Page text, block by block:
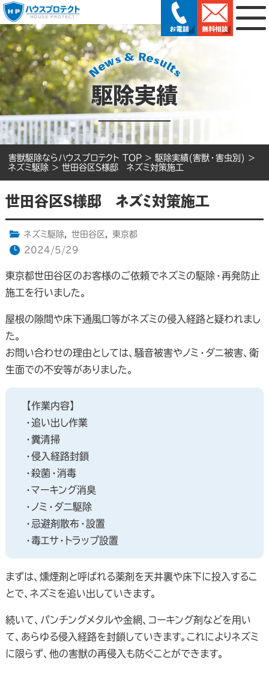
駆除実績
害獣駆除ならハウスプロテクト TOP > 駆除実績(害獣・害虫別) >
ネズミ駆除 > 世田谷区S様邸 ネズミ対策施工
世田谷区S様邸 ネズミ対策施工
ネズミ駆除, 世田谷区 ,
東京都
2024/5/29
東京都世田谷区のお客様のご依頼でネズミの駆除・再発防止
施工を行いました。
屋根の隙間や床下通風口等がネズミの侵入経路と疑われまし
た。
お問い合わせの理由としては、騒音被害やノミ・ダニ被害、衛
生面での不安等がありました。
【作業内容】
・追い出し作業
・糞清掃
・侵入経路封鎖
・殺菌・消毒
・マーキング消臭
・ノミ・ダニ駆除
・忌避剤散布・設置
・毒エサ・トラップ設置
まずは、燻煙剤と呼ばれる薬剤を天井裏や床下に投入するこ
とで、ネズミを追い出していきます。
続いて、パンチングメタルや金網、コーキング剤などを用い
て、あらゆる侵入経路を封鎖していきます。これによりネズミ
に限らず、他の害獣の再侵入も防ぐことができます。